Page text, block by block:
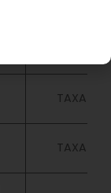
TAXA
TAXA